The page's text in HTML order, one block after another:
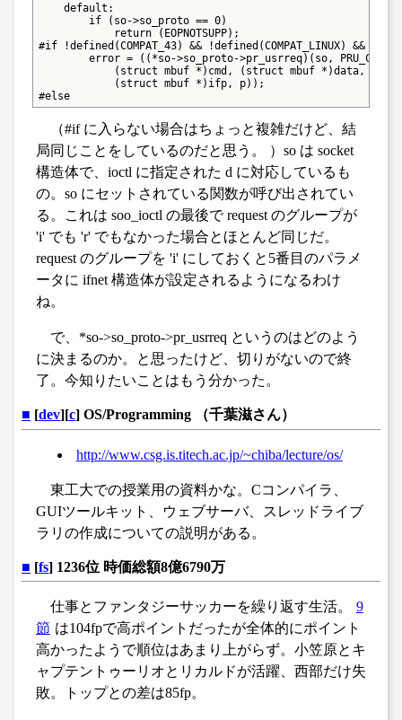
    default:
        if (so->so_proto == 0)
            return (EOPNOTSUPP);
#if !defined(COMPAT_43) && !defined(COMPAT_LINUX) &&
error = ((*so->so_proto->pr_usrreq)(so,
            (struct mbuf *)cmd, (struct mbuf *)data,
            (struct mbuf *)ifp, p));
#else
（#if に入らない場合はちょっと複雑だけど、結
局同じことをしているのだと思う。 ）so は socket
構造体で、ioctl に指定された d に対応しているも
の。so にセットされている関数が呼び出されてい
る。これは soo_ioctl の最後で request のグループが
'i' でも 'r' でもなかった場合とほとんど同じだ。
request のグループを 'i' にしておくと5番目のパラメ
ータに ifnet 構造体が設定されるようになるわけ
ね。
で、*so->so_proto->pr_usrreq というのはどのよう
に決まるのか。と思ったけど、切りがないので終
了。今知りたいことはもう分かった。
■ [dev][c] OS/Programming （千葉滋さん）
http://www.csg.is.titech.ac.jp/~chiba/lecture/os/
東工大での授業用の資料かな。Cコンパイラ、
GUIツールキット、ウェブサーバ、スレッドライブ
ラリの作成についての説明がある。
■ [fs] 1236位 時価総額8億6790万
仕事とファンタジーサッカーを繰り返す生活。
9
節 は104fpで高ポイントだったが全体的にポイント
高かったようで順位はあまり上がらず。小笠原とキ
ャプテントゥーリオとリカルドが活躍、西部だけ失
敗。トップとの差は85fp。